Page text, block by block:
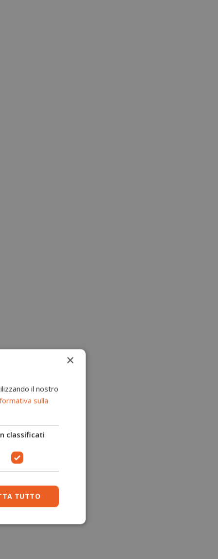
×
il nostro
sulla
classificati
TUTTO